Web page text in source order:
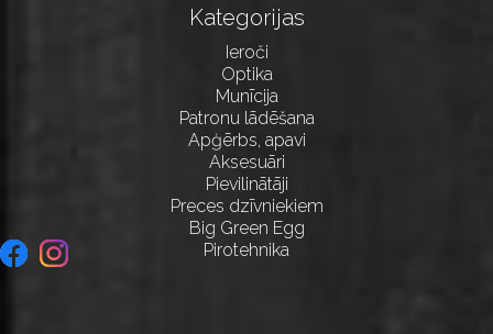
Kategorijas
Ieroči
Optika
Munīcija
Patronu lādēšana
Apģērbs, apavi
Aksesuāri
Pievilinātāji
Preces dzīvniekiem
Big Green Egg
Pirotehnika